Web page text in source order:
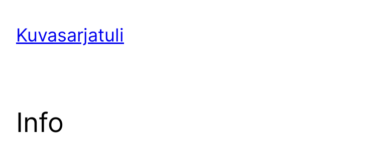
Kuvasarjatuli
Info